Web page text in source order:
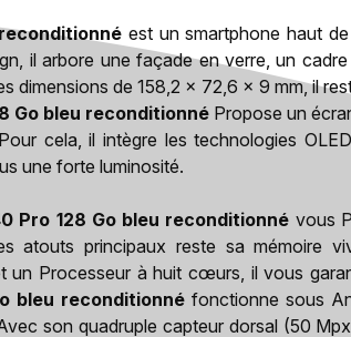
est un smartphone haut
il arbore une façade en verre, un
dimensions de 158,2 x 72,6 x 9 mm, il
Go bleu reconditionnéPropose un
cela, il intègre les technologies
une forte luminosité.
Pro 128 Go bleu reconditionné vous
atouts principaux reste sa mémoire
Processeur à huit cœurs, il vous
bleu reconditionné fonctionne sous
son quadruple capteur dorsal (50